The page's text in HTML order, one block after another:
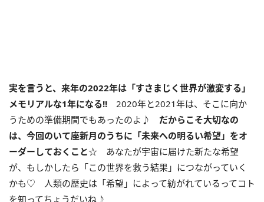
実を言うと、来年の2022年は「すさまじく世界が激変する」
メモリアルな1年になる!!
2020年と2021年は、そこに向か
うための準備期間でもあったのよ♪
だからこそ大切なの
は、今回のいて座新月のうちに「未来への明るい希望」をオ
ーダーしておくこと☆ あなたが宇宙に届けた新たな希望
が、もしかしたら「この世界を救う結果」につながっていく
かも♡ 人類の歴史は「希望」によって紡がれているってコト
を知ってちょうだいね♪